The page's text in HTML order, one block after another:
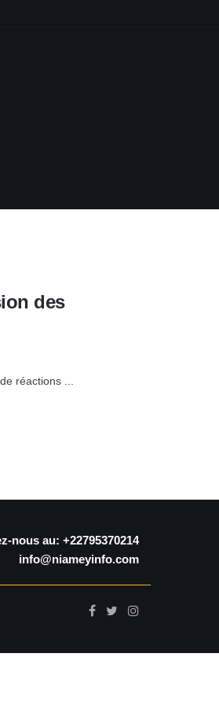
des
réactions ...
nous au: +22795370214
info@niameyinfo.com